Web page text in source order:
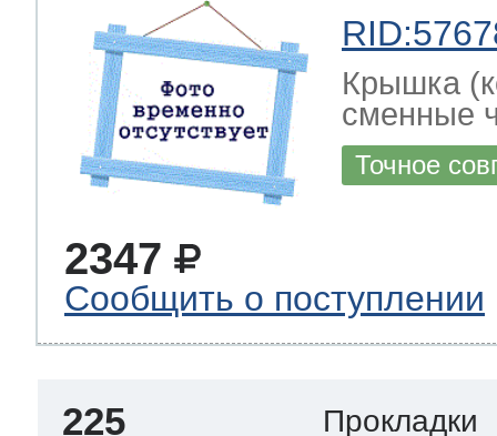
Крышка
сменные
Точное
2347
Сообщить о поступлении
225
Прокладки